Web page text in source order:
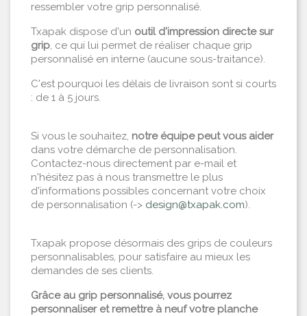
ressembler votre grip personnalisé.
Txapak dispose d'un outil d'impression directe sur
grip, ce qui lui permet de réaliser chaque grip
personnalisé en interne (aucune sous-traitance).
C'est pourquoi les délais de livraison sont si courts
: de 1 à 5 jours.
Si vous le souhaitez, notre équipe peut vous aider
dans votre démarche de personnalisation.
Contactez-nous directement par e-mail et
n'hésitez pas à nous transmettre le plus
d'informations possibles concernant votre choix
de personnalisation (-> design@txapak.com).
Txapak propose désormais des grips de couleurs
personnalisables, pour satisfaire au mieux les
demandes de ses clients.
Grâce au grip personnalisé, vous pourrez
personnaliser et remettre à neuf votre planche